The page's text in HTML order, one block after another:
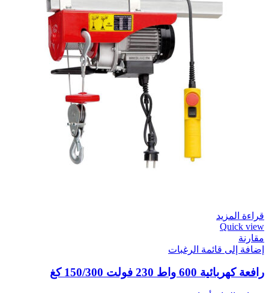
قراءة المزيد
Quick view
مقارنة
إضافة إلى قائمة الرغبات
رافعة كهربائية 600 واط 230 فولت 150/300 كغ